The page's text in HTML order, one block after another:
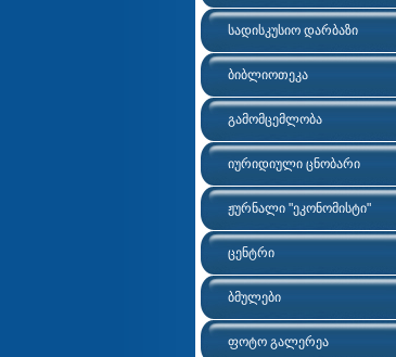
სადისკუსიო დარბაზი
ბიბლიოთეკა
გამომცემლობა
იურიდიული ცნობარი
ჟურნალი "ეკონომისტი"
ცენტრი
ბმულები
ფოტო გალერეა